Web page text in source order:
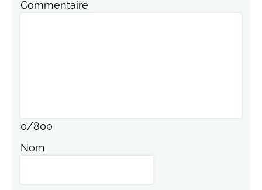
Commentaire
0/800
Nom